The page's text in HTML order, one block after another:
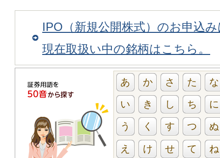
IPO（新規公開株式）のお申込
現在取扱い中の銘柄はこちら。
あ か さ た な
い き し ち に
う く す つ ぬ
え け せ て ね